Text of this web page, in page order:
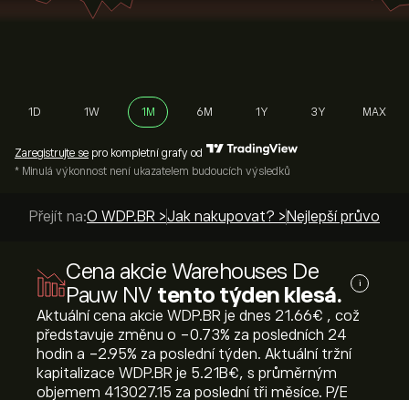
1D 1W 1M 6M 1Y 3Y MAX
Zaregistrujte se pro kompletní grafy od
* Minulá výkonnost není ukazatelem budoucích výsledků
Přejít na:O WDP.BR >Jak nakupovat? > Nejlepší průvodci >
Cena akcie Warehouses De
Pauw NV tento týden klesá. i
Aktuální cena akcie WDP.BR je dnes 21.66‎€‎ , což
představuje změnu o ‎-0.73‎% za posledních 24
hodin a ‎-2.95‎% za poslední týden. Aktuální tržní
kapitalizace WDP.BR je 5.21B‎€‎, s průměrným
objemem 413027.15 za poslední tři měsíce. P/E